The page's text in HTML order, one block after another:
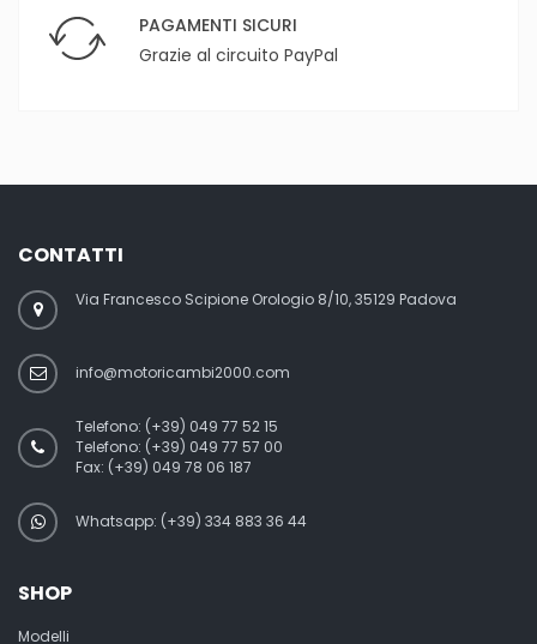
PAGAMENTI SICURI
Grazie al circuito PayPal
CONTATTI
Via Francesco Scipione Orologio 8/10, 35129 Padova
info@motoricambi2000.com
Telefono: (+39) 049 77 52 15
Telefono: (+39) 049 77 57 00
Fax: (+39) 049 78 06 187
Whatsapp: (+39) 334 883 36 44
SHOP
Modelli